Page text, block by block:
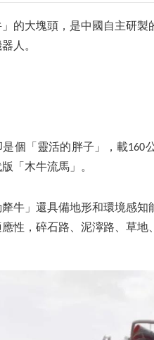
的大塊頭，是中國自主研
人。
個「靈活的胖子」，載160
「木牛流馬」。
牛」還具備地形和環境感
性，碎石路、泥濘路、草地